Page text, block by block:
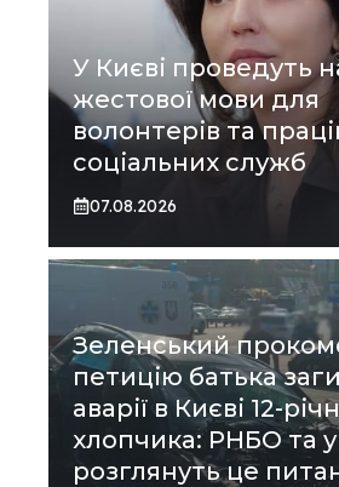
У Києві проведуть
жестової мови для
волонтерів та
соціальних служб
07.08.2026
Зеленський
петицію батька
аварії в Києві 12-
хлопчика: РНБО та
розглянуть це